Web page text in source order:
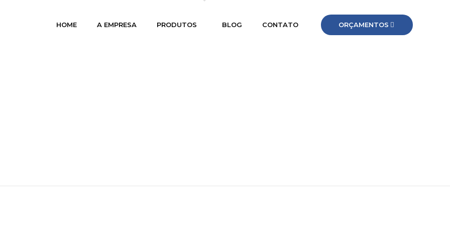
HOME A EMPRESA PRODUTOS BLOG CONTATO ORÇAMENTOS